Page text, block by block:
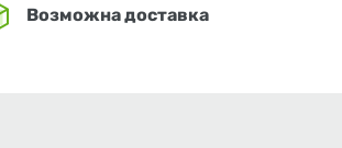
Возможна доставка